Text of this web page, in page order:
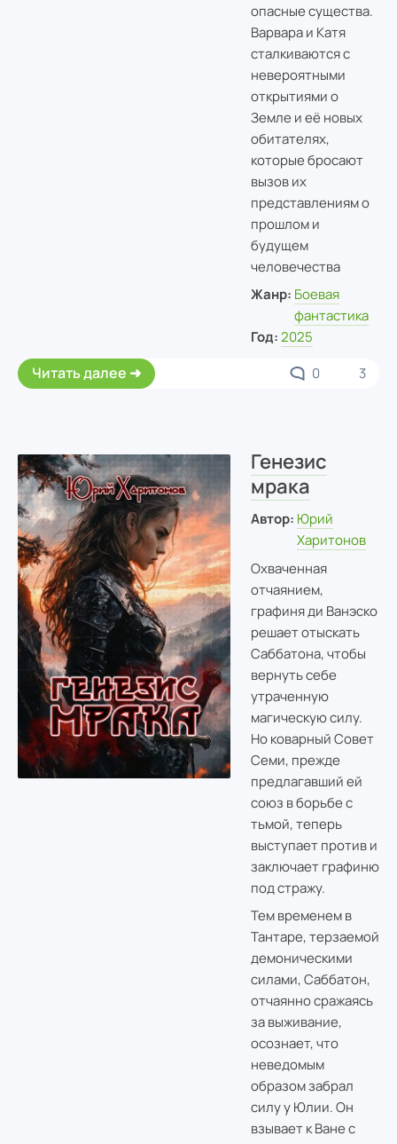
опасные существа.
Варвара и Катя
сталкиваются с
невероятными
открытиями о
Земле и её новых
обитателях,
которые бросают
вызов их
представлениям о
прошлом и
будущем
человечества
Жанр: Боевая
фантастика
Год: 2025
Читать далее 0 3
Генезис
мрака
Автор: Юрий
Харитонов
Охваченная
отчаянием,
графиня ди Ванэско
решает отыскать
Саббатона, чтобы
вернуть себе
утраченную
магическую силу.
Но коварный Совет
Семи, прежде
предлагавший ей
союз в борьбе с
тьмой, теперь
выступает против и
заключает графиню
под стражу.
Тем временем в
Тантаре, терзаемой
демоническими
силами, Саббатон,
отчаянно сражаясь
за выживание,
осознает, что
неведомым
образом забрал
силу у Юлии. Он
взывает к Ване с